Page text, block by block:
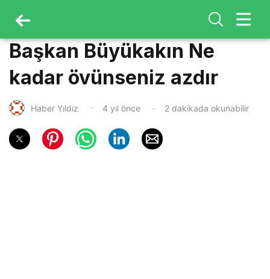
Başkan Büyükakın Ne
kadar övünseniz azdır
Haber Yıldız 4 yıl önce 2 dakikada okunabilir